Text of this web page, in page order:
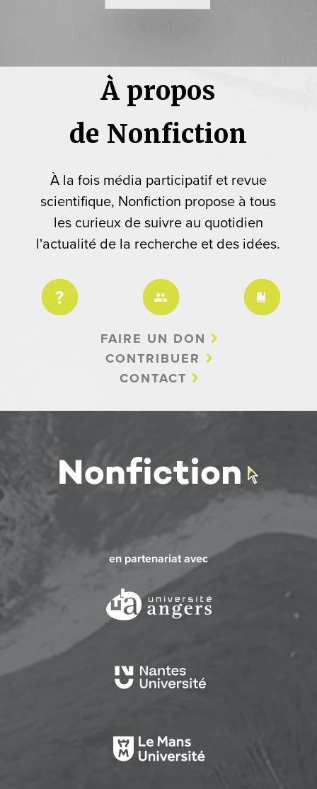
À propos
de Nonfiction
À la fois média participatif et revue
scientifique, Nonfiction propose à tous
les curieux de suivre au quotidien
l'actualité de la recherche et des idées.
FAIRE UN DON
CONTRIBUER
CONTACT
en partenariat avec